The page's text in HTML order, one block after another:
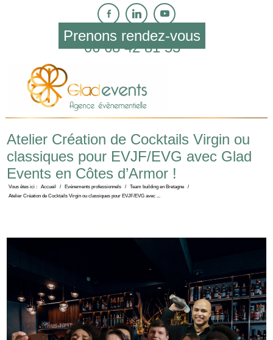
Prenons rendez-vous
06 68 42 81 53
Atelier Création de Cocktails Virgin ou
classiques pour EVJF/EVG avec Glad
Events en Côtes d’Armor !
Vous êtes ici : Accueil / Evénements professionnels / Team building en Bretagne
/
Atelier Création de Cocktails Virgin ou classiques pour EVJF/EVG avec ...